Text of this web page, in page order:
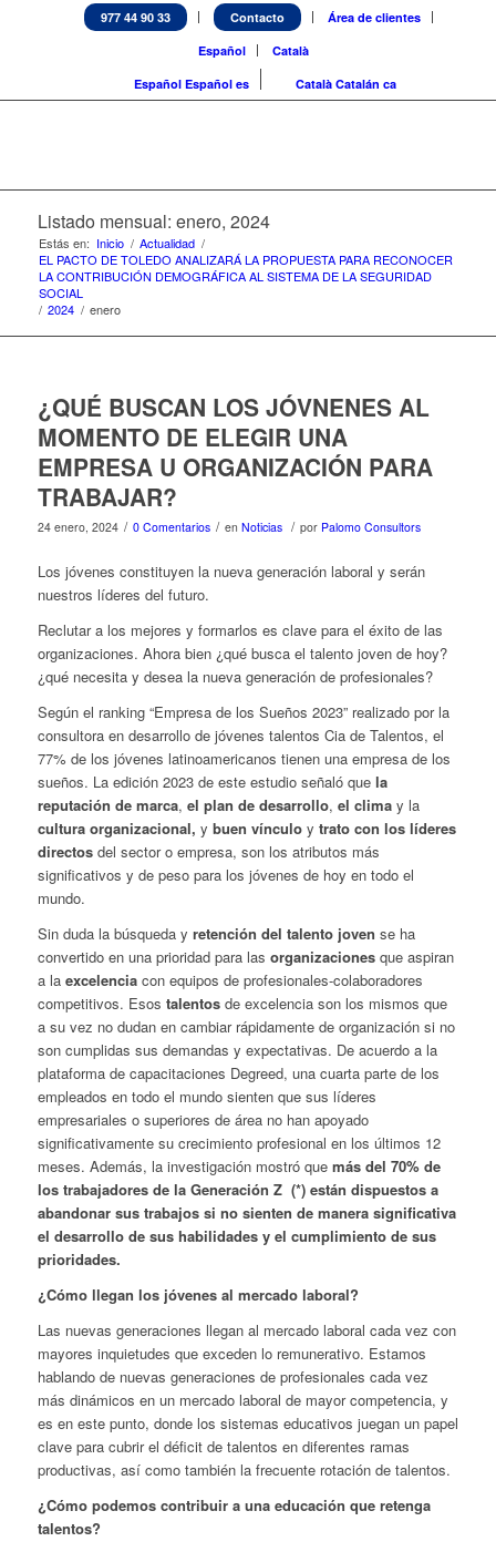
977 44 90 33 Contacto
Área de clientes
Español
Català
Español Español es Català Catalán ca
Listado mensual: enero, 2024
Estás en: Inicio / Actualidad /
EL PACTO DE TOLEDO ANALIZARÁ LA PROPUESTA PARA RECONOCER
LA CONTRIBUCIÓN DEMOGRÁFICA AL SISTEMA DE LA SEGURIDAD
SOCIAL
/ 2024 / enero
¿QUÉ BUSCAN LOS JÓVNENES AL
MOMENTO DE ELEGIR UNA
EMPRESA U ORGANIZACIÓN PARA
TRABAJAR?
24 enero, 2024 / 0 Comentarios / en Noticias / por Palomo Consultors
Los jóvenes constituyen la nueva generación laboral y serán
nuestros líderes del futuro.
Reclutar a los mejores y formarlos es clave para el éxito de las
organizaciones. Ahora bien ¿qué busca el talento joven de hoy?
¿qué necesita y desea la nueva generación de profesionales?
Según el ranking “Empresa de los Sueños 2023” realizado por la
consultora en desarrollo de jóvenes talentos Cia de Talentos, el
77% de los jóvenes latinoamericanos tienen una empresa de los
sueños. La edición 2023 de este estudio señaló quela
reputación de marca, el plan de desarrollo, el climay la
cultura organizacional, y buen vínculoy trato con los líderes
directosdel sector o empresa, son los atributos más
significativos y de peso para los jóvenes de hoy en todo el
mundo.
Sin duda la búsqueda y retención del talento joven se ha
convertido en una prioridad para las organizacionesque aspiran
a la excelenciacon equipos de profesionales-colaboradores
competitivos. Esos talentosde excelencia son los mismos que
a su vez no dudan en cambiar rápidamente de organización si no
son cumplidas sus demandas y expectativas. De acuerdo a la
plataforma de capacitaciones Degreed, una cuarta parte de los
empleados en todo el mundo sienten que sus líderes
empresariales o superiores de área no han apoyado
significativamente su crecimiento profesional en los últimos 12
meses. Además, la investigación mostró que más del 70% de
los trabajadores de la Generación Z (*) están dispuestos a
abandonar sus trabajos si no sienten de manera significativa
el desarrollo de sus habilidades y el cumplimiento de sus
prioridades.
¿Cómo llegan los jóvenes al mercado laboral?
Las nuevas generaciones llegan al mercado laboral cada vez con
mayores inquietudes que exceden lo remunerativo. Estamos
hablando de nuevas generaciones de profesionales cada vez
más dinámicos en un mercado laboral de mayor competencia, y
es en este punto, donde los sistemas educativos juegan un papel
clave para cubrir el déficit de talentos en diferentes ramas
productivas, así como también la frecuente rotación de talentos.
¿Cómo podemos contribuir a una educación que retenga
talentos?